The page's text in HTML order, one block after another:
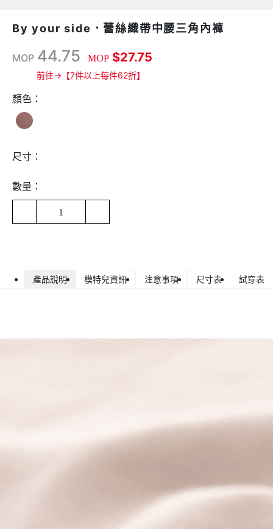
By your side．蕾絲織帶中腰三角內褲
MOP 44.75 MOP $27.75
前往→【7件以上每件62折】
顏色：
尺寸：
數量：
1
產品說明 模特兒資訊 注意事項 尺寸表 試穿表